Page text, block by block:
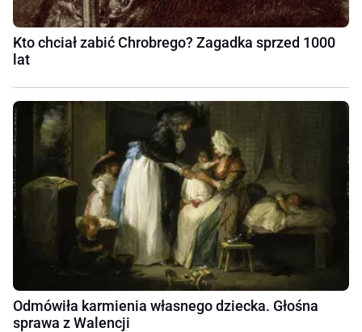
Kto chciał zabić Chrobrego? Zagadka sprzed 1000
lat
Odmówiła karmienia własnego dziecka. Głośna
sprawa z Walencji